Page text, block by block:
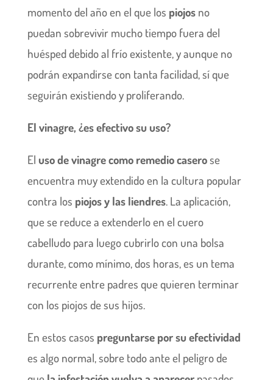
momento del año en el que los piojosno
puedan sobrevivir mucho tiempo fuera del
huésped debido al frío existente, y aunque no
podrán expandirse con tanta facilidad, sí que
seguirán existiendo y proliferando.
El vinagre, ¿es efectivo su uso?
El uso de vinagre como remedio caserose
encuentra muy extendido en la cultura popular
contra los piojos y las liendres. La aplicación,
que se reduce a extenderlo en el cuero
cabelludo para luego cubrirlo con una bolsa
durante, como mínimo, dos horas, es un tema
recurrente entre padres que quieren terminar
con los piojos de sus hijos.
En estos casos preguntarse por su efectividad
es algo normal, sobre todo ante el peligro de